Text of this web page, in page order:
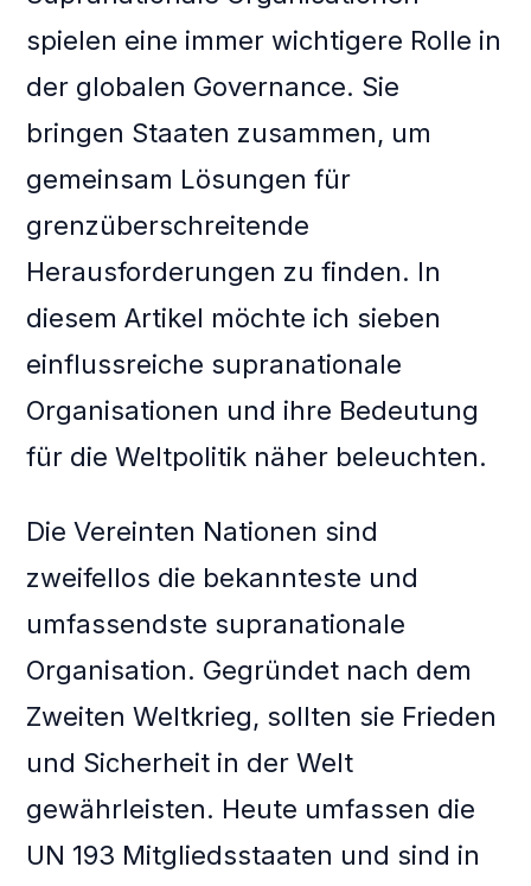
spielen eine immer wichtigere Rolle in
der globalen Governance. Sie
bringen Staaten zusammen, um
gemeinsam Lösungen für
grenzüberschreitende
Herausforderungen zu finden. In
diesem Artikel möchte ich sieben
einflussreiche supranationale
Organisationen und ihre Bedeutung
für die Weltpolitik näher beleuchten.
Die Vereinten Nationen sind
zweifellos die bekannteste und
umfassendste supranationale
Organisation. Gegründet nach dem
Zweiten Weltkrieg, sollten sie Frieden
und Sicherheit in der Welt
gewährleisten. Heute umfassen die
UN 193 Mitgliedsstaaten und sind in